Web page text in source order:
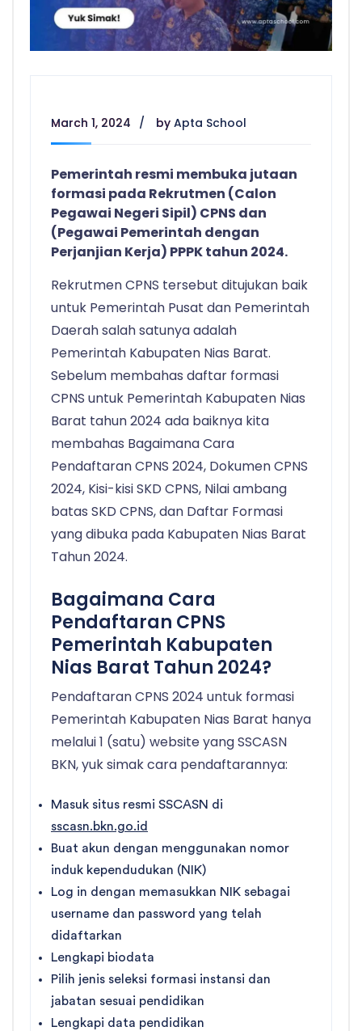
March 1, 2024 by Apta School
Pemerintah resmi membuka jutaan
formasi pada Rekrutmen (Calon
Pegawai Negeri Sipil) CPNS dan
(Pegawai Pemerintah dengan
Perjanjian Kerja) PPPK tahun 2024.
Rekrutmen CPNS tersebut ditujukan baik
untuk Pemerintah Pusat dan Pemerintah
Daerah salah satunya adalah
Pemerintah Kabupaten Nias Barat.
Sebelum membahas daftar formasi
CPNS untuk Pemerintah Kabupaten Nias
Barat tahun 2024 ada baiknya kita
membahas Bagaimana Cara
Pendaftaran CPNS 2024, Dokumen CPNS
2024, Kisi-kisi SKD CPNS, Nilai ambang
batas SKD CPNS, dan Daftar Formasi
yang dibuka pada Kabupaten Nias Barat
Tahun 2024.
Bagaimana Cara
Pendaftaran CPNS
Pemerintah Kabupaten
Nias Barat Tahun 2024?
Pendaftaran CPNS 2024 untuk formasi
Pemerintah Kabupaten Nias Barat hanya
melalui 1 (satu) website yang SSCASN
BKN, yuk simak cara pendaftarannya:
Masuk situs resmi SSCASN di
sscasn.bkn.go.id
Buat akun dengan menggunakan nomor
induk kependudukan (NIK)
Log in dengan memasukkan NIK sebagai
username dan password yang telah
didaftarkan
Lengkapi biodata
Pilih jenis seleksi formasi instansi dan
jabatan sesuai pendidikan
Lengkapi data pendidikan